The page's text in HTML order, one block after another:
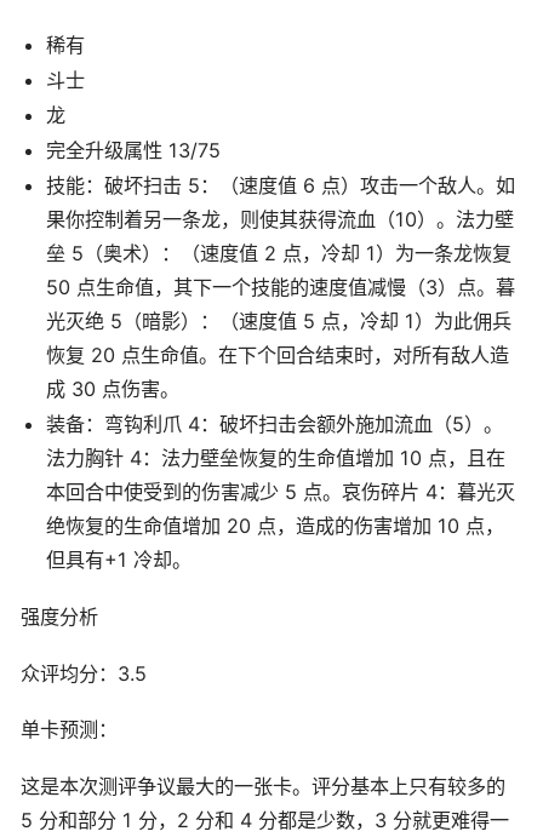
稀有
斗士
龙
完全升级属性 13/75
技能：破坏扫击 5：（速度值 6 点）攻击一个敌人。如
果你控制着另一条龙，则使其获得流血（10）。法力壁
垒 5（奥术）：（速度值 2 点，冷却 1）为一条龙恢复
50 点生命值，其下一个技能的速度值减慢（3）点。暮
光灭绝 5（暗影）：（速度值 5 点，冷却 1）为此佣兵
恢复 20 点生命值。在下个回合结束时，对所有敌人造
成 30 点伤害。
装备：弯钩利爪 4：破坏扫击会额外施加流血（5）。
法力胸针 4：法力壁垒恢复的生命值增加 10 点，且在
本回合中使受到的伤害减少 5 点。哀伤碎片 4：暮光灭
绝恢复的生命值增加 20 点，造成的伤害增加 10 点，
但具有+1 冷却。
强度分析
众评均分：3.5
单卡预测：
这是本次测评争议最大的一张卡。评分基本上只有较多的
5 分和部分 1 分，2 分和 4 分都是少数，3 分就更难得一